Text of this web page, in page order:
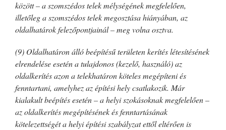
között – a szomszédos telek mélységének megfelelően,
illetőleg a szomszédos telek megosztása hiányában, az
oldalhatárok felezőpontjainál – meg volna osztva.
(9) Oldalhatáron álló beépítésű területen kerítés létesítésének
elrendelése esetén a tulajdonos (kezelő, használó) az
oldalkerítés azon a telekhatáron köteles megépíteni és
fenntartani, amelyhez az építési hely csatlakozik. Már
kialakult beépítés esetén – a helyi szokásoknak megfelelően –
az oldalkerítés megépítésének és fenntartásának
kötelezettségét a helyi építési szabályzat ettől eltérően is